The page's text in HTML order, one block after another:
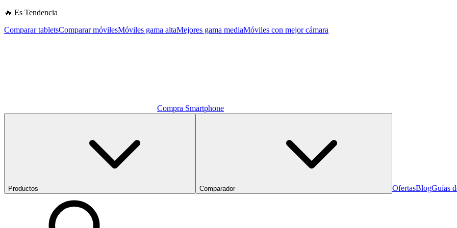
🔥 Es Tendencia
Comparar tabletsComparar móvilesMóviles gama altaMejores gama mediaMóviles con mejor cámara
Compra Smartphone
Productos Comparador OfertasBlogGuías